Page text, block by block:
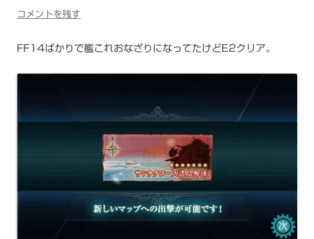
コメントを残す
FF14ばかりで艦これおなざりになってたけどE2クリア。